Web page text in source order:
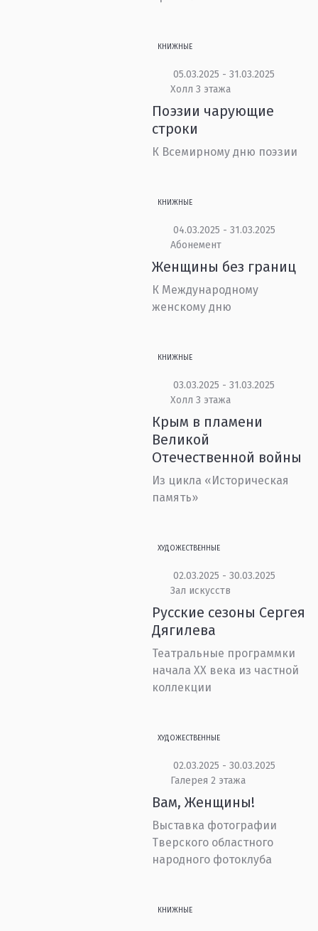
КНИЖНЫЕ
05.03.2025 - 31.03.2025
Холл 3 этажа
Поэзии чарующие
строки
К Всемирному дню поэзии
КНИЖНЫЕ
04.03.2025 - 31.03.2025
Абонемент
Женщины без границ
К Международному
женскому дню
КНИЖНЫЕ
03.03.2025 - 31.03.2025
Холл 3 этажа
Крым в пламени
Великой
Отечественной войны
Из цикла «Историческая
память»
ХУДОЖЕСТВЕННЫЕ
02.03.2025 - 30.03.2025
Зал искусств
Русские сезоны Сергея
Дягилева
Театральные программки
начала ХХ века из частной
коллекции
ХУДОЖЕСТВЕННЫЕ
02.03.2025 - 30.03.2025
Галерея 2 этажа
Вам, Женщины!
Выставка фотографии
Тверского областного
народного фотоклуба
КНИЖНЫЕ